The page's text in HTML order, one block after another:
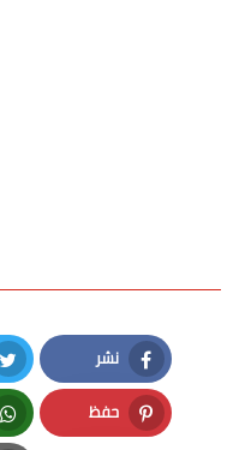
نشر
Facebook
حفظ
Pinterest